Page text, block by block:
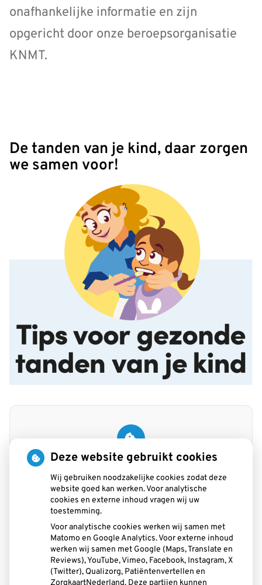
onafhankelijke informatie en zijn
opgericht door onze beroepsorganisatie
KNMT.
De tanden van je kind, daar zorgen
we samen voor!
U heeft geen toestemming gegeven voor
zien.
Cookie-instellingen wijzigen
Praktijk beoordeling
Deze website gebruikt cookies
Wij gebruiken noodzakelijke cookies zodat deze
website goed kan werken. Voor analytische
cookies en externe inhoud vragen wij uw
toestemming.
Voor analytische cookies werken wij samen met
Matomo en Google Analytics. Voor externe inhoud
werken wij samen met Google (Maps, Translate en
Reviews), YouTube, Vimeo, Facebook, Instagram, X
(Twitter), Qualizorg, Patiëntenvertellen en
ZorgkaartNederland. Deze partijen kunnen